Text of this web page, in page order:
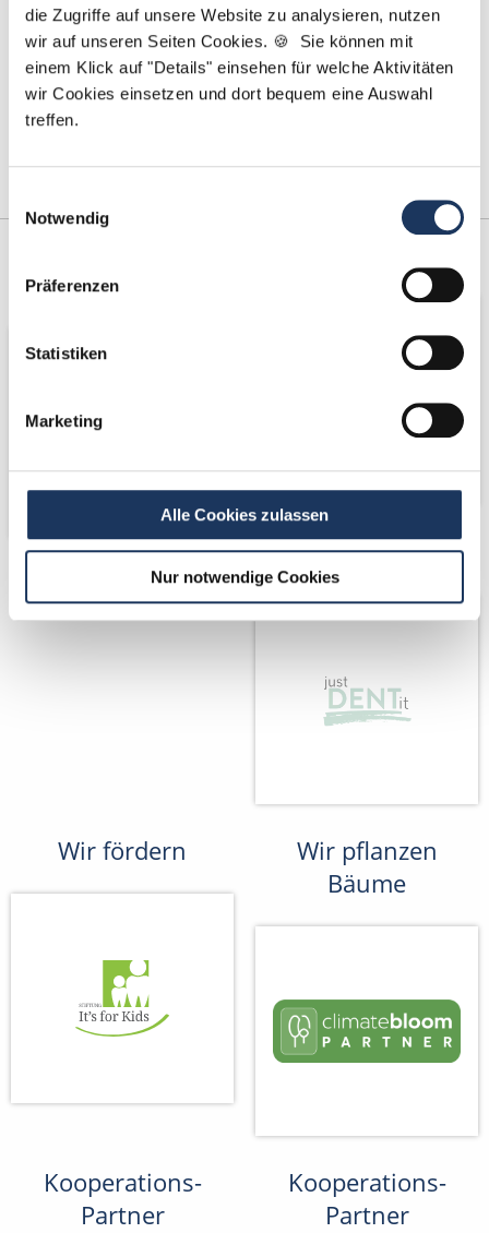
die Zugriffe auf unsere Website zu analysieren, nutzen
wir auf unseren Seiten Cookies. 🍪 Sie können mit
einem Klick auf "Details" einsehen für welche Aktivitäten
wir Cookies einsetzen und dort bequem eine Auswahl
treffen.
Notwendig
Präferenzen
Statistiken
Marketing
Alle Cookies zulassen
Nur notwendige Cookies
Partner
Partner von
Wir fördern
Wir pflanzen
Bäume
Kooperations-
Partner
Kooperations-
Partner